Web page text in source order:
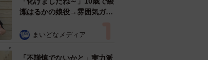
瀬はるかの娘役→雰囲気ガラ
雰囲気が」「宝塚に入れそ
まいどなメディア
「不謹慎でないかと」実力派